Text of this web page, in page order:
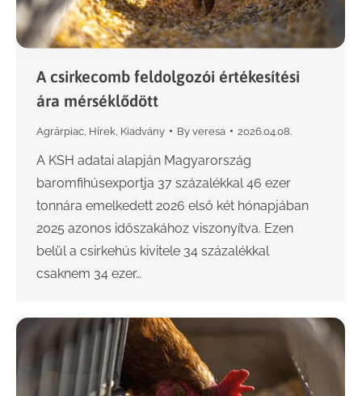
A csirkecomb feldolgozói értékesítési
ára mérséklődött
Agrárpiac Hírek Kiadvány By veresa 2026.04.08.
A KSH adatai alapján Magyarország
baromfihúsexportja 37 százalékkal 46 ezer
tonnára emelkedett 2026 első két hónapjában
2025 azonos időszakához viszonyítva. Ezen
belül a csirkehús kivitele 34 százalékkal
csaknem 34 ezer…